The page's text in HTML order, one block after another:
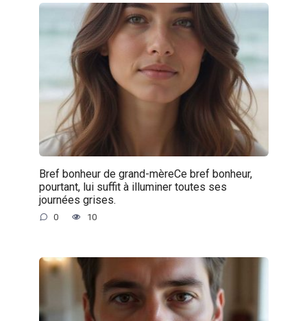
Bref bonheur de grand-mèreCe bref bonheur,
pourtant, lui suffit à illuminer toutes ses
journées grises.
0 10